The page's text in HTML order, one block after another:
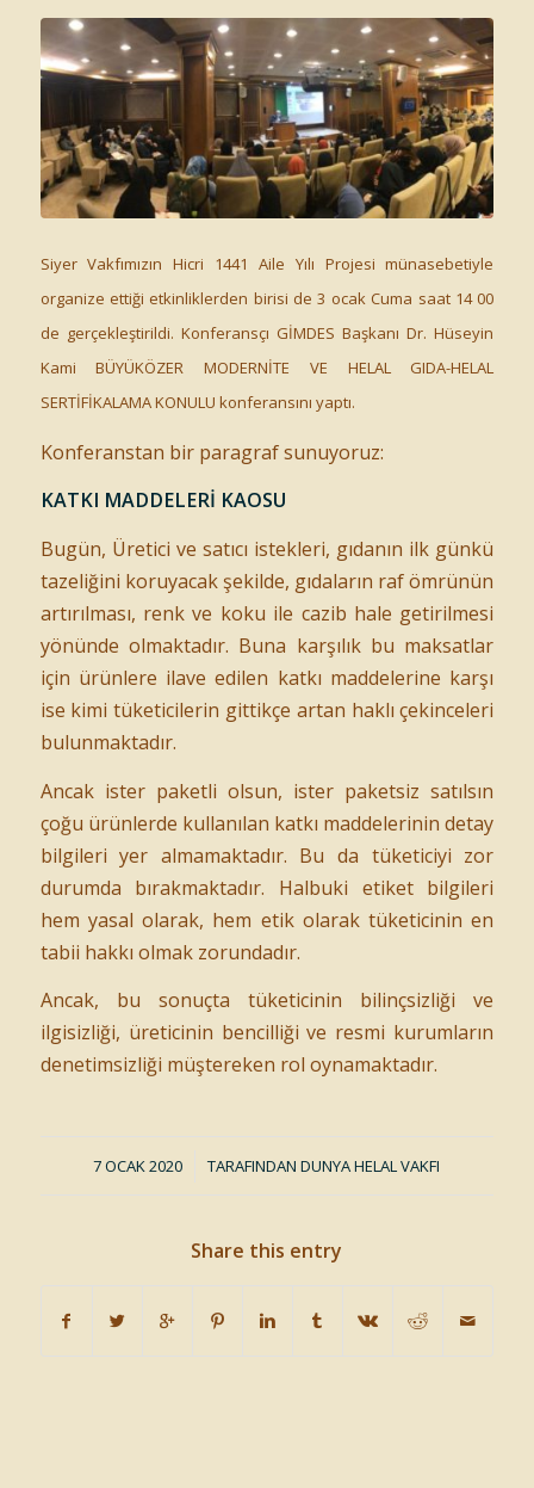
Siyer Vakfımızın Hicri 1441 Aile Yılı Projesi münasebetiyle
organize ettiği etkinliklerden birisi de 3 ocak Cuma saat 14 00
de gerçekleştirildi. Konferansçı GİMDES Başkanı Dr. Hüseyin
Kami BÜYÜKÖZER MODERNİTE VE HELAL GIDA-HELAL
SERTİFİKALAMA KONULU konferansını yaptı.
Konferanstan bir paragraf sunuyoruz:
KATKI MADDELERİ KAOSU
Bugün, Üretici ve satıcı istekleri, gıdanın ilk günkü
tazeliğini koruyacak şekilde, gıdaların raf ömrünün
artırılması, renk ve koku ile cazib hale getirilmesi
yönünde olmaktadır. Buna karşılık bu maksatlar
için ürünlere ilave edilen katkı maddelerine karşı
ise kimi tüketicilerin gittikçe artan haklı çekinceleri
bulunmaktadır.
Ancak ister paketli olsun, ister paketsiz satılsın
çoğu ürünlerde kullanılan katkı maddelerinin detay
bilgileri yer almamaktadır. Bu da tüketiciyi zor
durumda bırakmaktadır. Halbuki etiket bilgileri
hem yasal olarak, hem etik olarak tüketicinin en
tabii hakkı olmak zorundadır.
Ancak, bu sonuçta tüketicinin bilinçsizliği ve
ilgisizliği, üreticinin bencilliği ve resmi kurumların
denetimsizliği müştereken rol oynamaktadır.
7 OCAK 2020
/ TARAFINDANDUNYA HELAL VAKFI
Share this entry